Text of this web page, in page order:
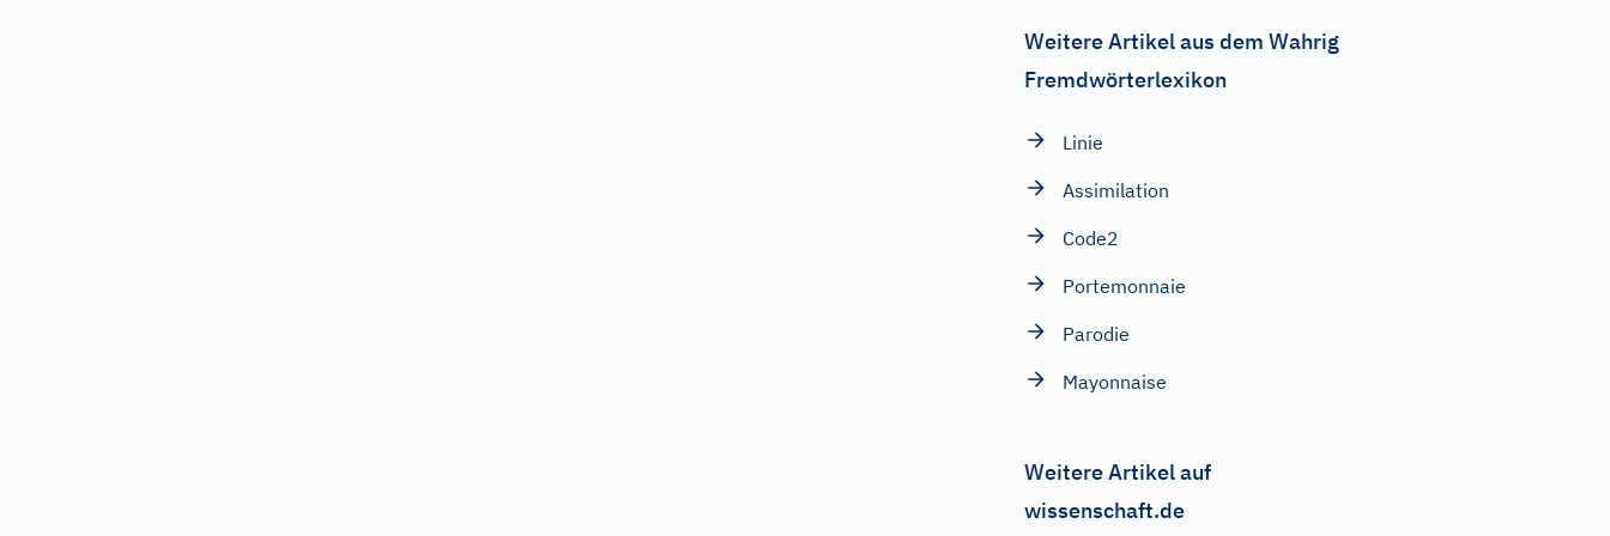
Weitere Artikel aus dem Wahrig
Fremdwörterlexikon
Linie
Assimilation
Code2
Portemonnaie
Parodie
Mayonnaise
Weitere Artikel auf
wissenschaft.de